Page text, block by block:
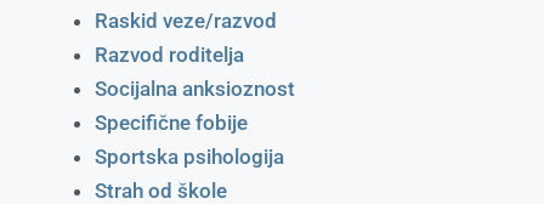
Raskid veze/razvod
Razvod roditelja
Socijalna anksioznost
Specifične fobije
Sportska psihologija
Strah od škole